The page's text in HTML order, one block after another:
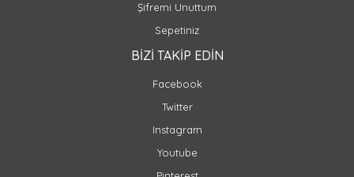
Şifremi Unuttum
Sepetiniz
BİZİ TAKİP EDİN
Facebook
Twitter
Instagram
Youtube